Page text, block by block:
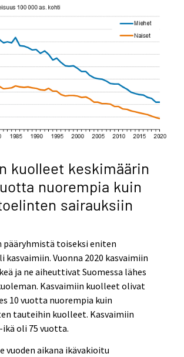
kuolleet keskimäärin
nuorempia kuin
sairauksiin
pääryhmistä toiseksi eniten
kasvaimiin. Vuonna 2020 kasvaimiin
ja ne aiheuttivat Suomessa lähes
Kasvaimiin kuolleet olivat
10 vuotta nuorempia kuin
tauteihin kuolleet. Kasvaimiin
oli 75 vuotta.
vuoden aikana ikävakioitu